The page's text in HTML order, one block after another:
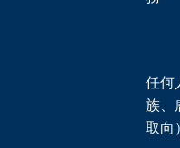
任何
族、
取向